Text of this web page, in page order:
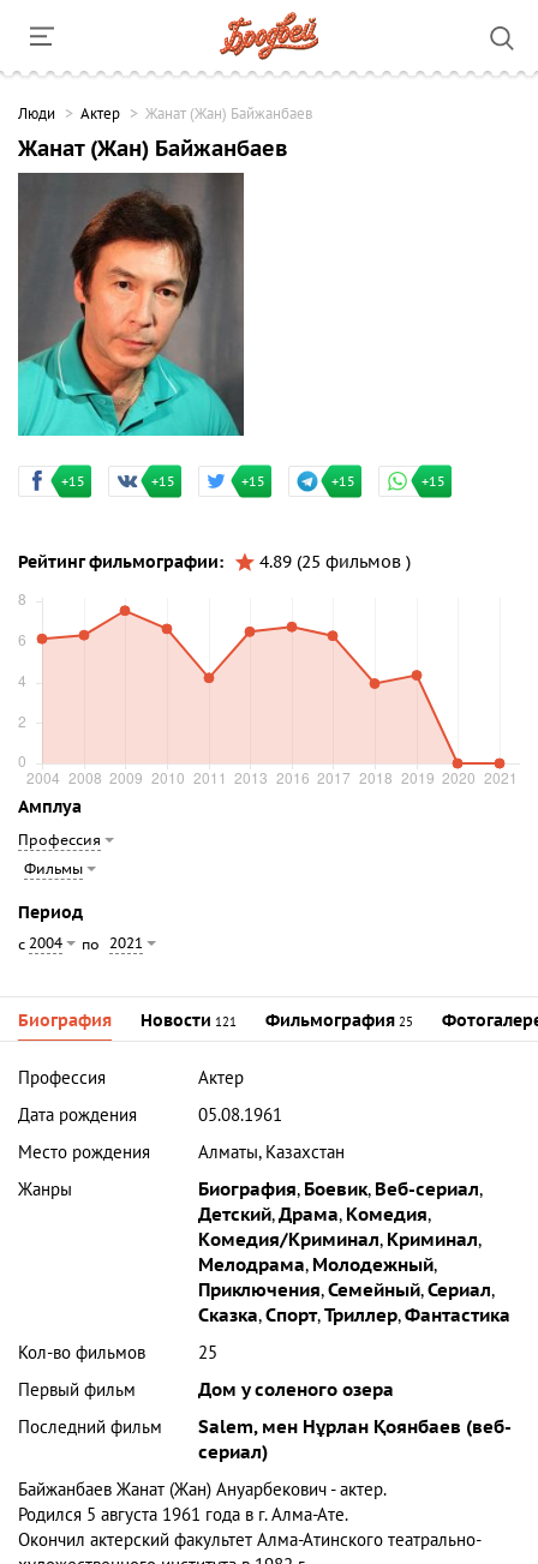
Люди Актер Жанат (Жан) Байжанбаев
Жанат (Жан) Байжанбаев
+15 +15 +15 +15 +15
Рейтинг фильмографии: 4.89 (25 фильмов )
Амплуа
Профессия
Фильмы
Период
с 2004 по 2021
Биография Новости 121 Фильмография 25
Профессия
Актер
Дата рождения
05.08.1961
Место рождения
Алматы, Казахстан
Жанры
Биография, Боевик, Веб-сериал,
Детский,Драма, Комедия,
Комедия/Криминал, Криминал,
Мелодрама, Молодежный,
Приключения,Семейный,Сериал,
Сказка,Спорт,Триллер,Фантастика
Кол-во фильмов
25
Первый фильм
Дом у соленого озера
Последний фильм
Salem, мен Нұрлан Қоянбаев (веб-
сериал)
Байжанбаев Жанат (Жан) Ануарбекович -актер.
Родился 5 августа 1961 года в г. Алма-Ате.
Окончил актерский факультет Алма-Атинского театрально-